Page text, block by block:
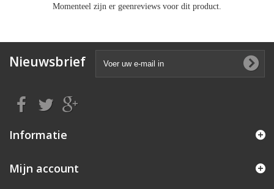
Momenteel zijn er geenreviews voor dit product.
Nieuwsbrief
Informatie
Mijn account